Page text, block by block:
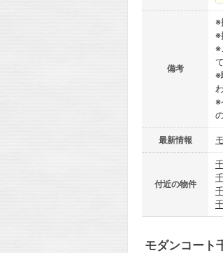
備考
※
※
※
※
※
最新情報
付近の物件
モダンコー